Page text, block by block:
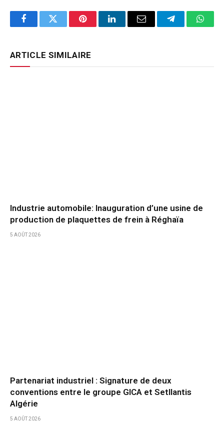
FacebookTwitter PinterestLinkedInEmail Telegram
ARTICLE SIMILAIRE
Industrie automobile: Inauguration d’une usine de
production de plaquettes de frein à Réghaïa
5 AOÛT 2026
Partenariat industriel : Signature de deux
conventions entre le groupe GICA et Setllantis
Algérie
5 AOÛT 2026